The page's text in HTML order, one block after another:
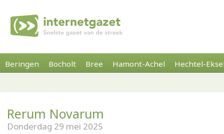
Beringen Bocholt Bree Hamont-Achel Hechtel-
Rerum Novarum
Donderdag 29 mei 2025